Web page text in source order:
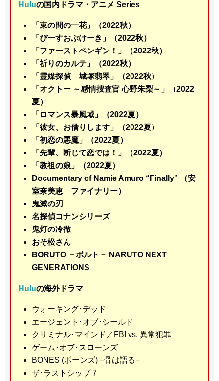
Huluの国内ドラマ・アニメ Series
「束の間の一花」（2022秋）
「ぴーすおぶけーき」（2022秋）
「ファーストペンギン！」（2022秋）
「祈りのカルテ」（2022秋）
「霊媒探偵 城塚翡翠」（2022秋）
「オクトー ～感情捜査官 心野朱梨～」（2022
夏）
「ロマンス暴風域」（2022夏）
「彼女、お借りします」（2022夏）
「初恋の悪魔」（2022夏）
「先輩、断じて恋では！」（2022夏）
「教祖の娘」（2022夏）
Documentary of Namie Amuro “Finally” （安
室奈美恵 ファイナリー）
鬼滅の刃
名探偵コナンシリーズ
鬼灯の冷徹
おそ松さん
BORUTO －ボルト－ NARUTO NEXT
GENERATIONS
Huluの海外ドラマ
ウォーキング･デッド
エージェント･オブ･シールド
クリミナル･マインド／FBI vs. 異常犯罪
ゲーム･オブ･スローンズ
BONES (ボーンズ) −骨は語る−
ザ･ラストシップ 7